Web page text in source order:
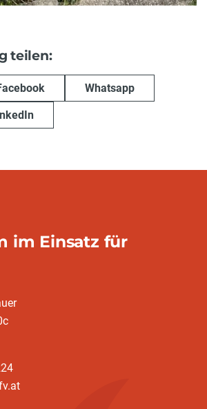
teilen:
Whatsapp
im Einsatz für